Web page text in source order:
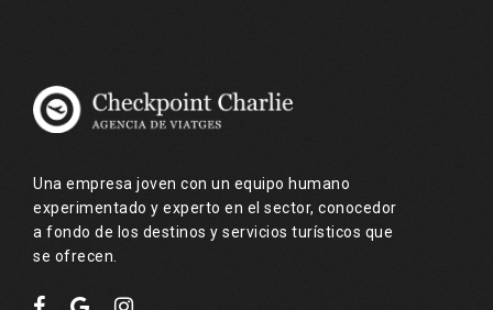
Una empresa joven con un equipo humano
experimentado y experto en el sector, conocedor
a fondo de los destinos y servicios turísticos que
se ofrecen.